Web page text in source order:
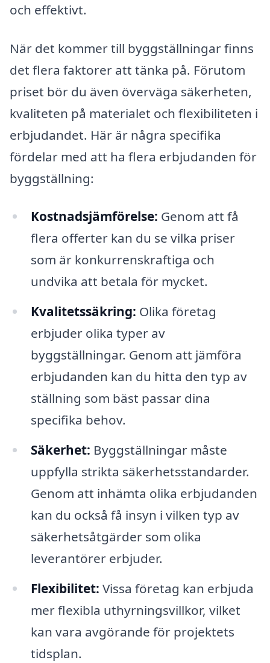
och effektivt.
När det kommer till byggställningar finns
det flera faktorer att tänka på. Förutom
priset bör du även överväga säkerheten,
kvaliteten på materialet och flexibiliteten i
erbjudandet. Här är några specifika
fördelar med att ha flera erbjudanden för
byggställning:
Kostnadsjämförelse: Genom att få
flera offerter kan du se vilka priser
som är konkurrenskraftiga och
undvika att betala för mycket.
Kvalitetssäkring: Olika företag
erbjuder olika typer av
byggställningar. Genom att jämföra
erbjudanden kan du hitta den typ av
ställning som bäst passar dina
specifika behov.
Säkerhet: Byggställningar måste
uppfylla strikta säkerhetsstandarder.
Genom att inhämta olika erbjudanden
kan du också få insyn i vilken typ av
säkerhetsåtgärder som olika
leverantörer erbjuder.
Flexibilitet: Vissa företag kan erbjuda
mer flexibla uthyrningsvillkor, vilket
kan vara avgörande för projektets
tidsplan.